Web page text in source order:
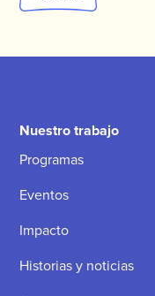
Nuestro trabajo
Programas
Eventos
Impacto
Historias y noticias